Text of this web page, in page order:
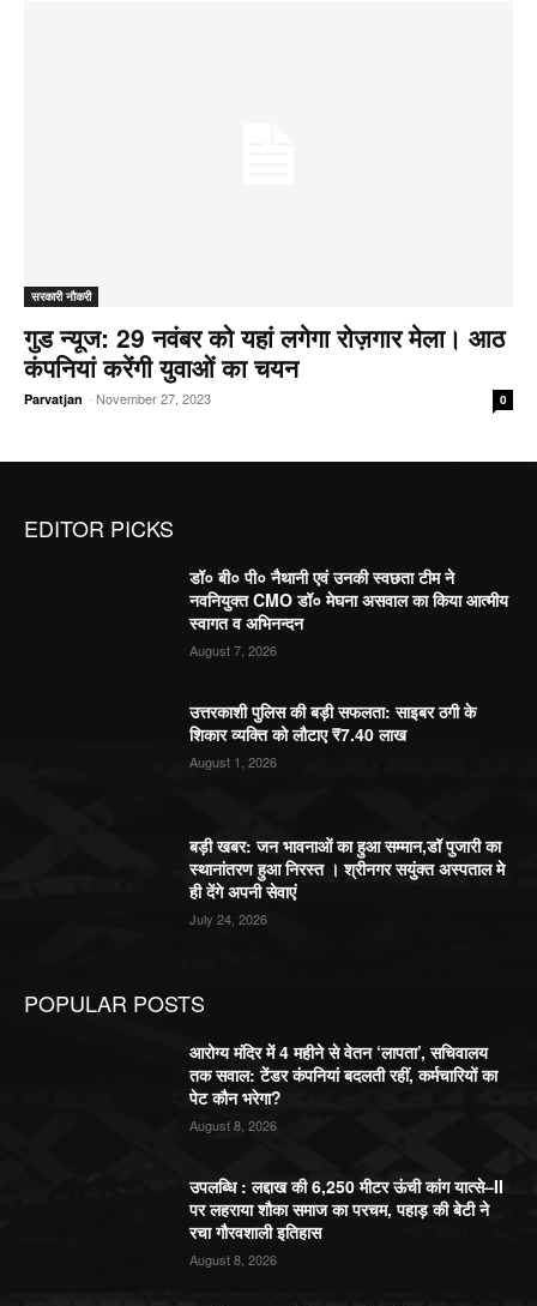
सरकारी नौकरी
गुड न्यूज: 29 नवंबर को यहां लगेगा रोज़गार मेला। आठ
कंपनियां करेंगी युवाओं का चयन
Parvatjan - November 27, 2023 0
EDITOR PICKS
डॉ० बी० पी० नैथानी एवं उनकी स्वछता टीम ने
नवनियुक्त CMO डॉ० मेघना असवाल का किया आत्मीय
स्वागत व अभिनन्दन
August 7, 2026
उत्तरकाशी पुलिस की बड़ी सफलता: साइबर ठगी के
शिकार व्यक्ति को लौटाए ₹7.40 लाख
August 1, 2026
बड़ी खबर: जन भावनाओं का हुआ सम्मान,डॉ पुजारी का
स्थानांतरण हुआ निरस्त । श्रीनगर सयुंक्त अस्पताल मे
ही देंगे अपनी सेवाएं
July 24, 2026
POPULAR POSTS
आरोग्य मंदिर में 4 महीने से वेतन ‘लापता’, सचिवालय
तक सवाल: टेंडर कंपनियां बदलती रहीं, कर्मचारियों का
पेट कौन भरेगा?
August 8, 2026
उपलब्धि : लद्दाख की 6,250 मीटर ऊंची कांग यात्से–II
पर लहराया शौका समाज का परचम, पहाड़ की बेटी ने
रचा गौरवशाली इतिहास
August 8, 2026